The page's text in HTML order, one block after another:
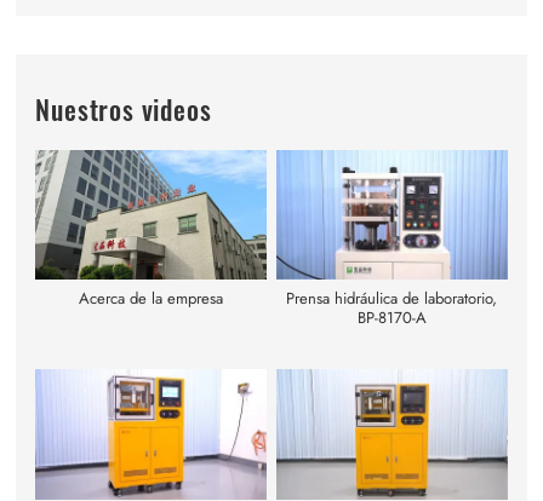
Nuestros videos
Acerca de la empresa
Prensa hidráulica de laboratorio,
BP-8170-A